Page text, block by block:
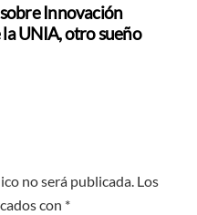
Innovación
UNIA, otro sueño
no será publicada. Los
con *